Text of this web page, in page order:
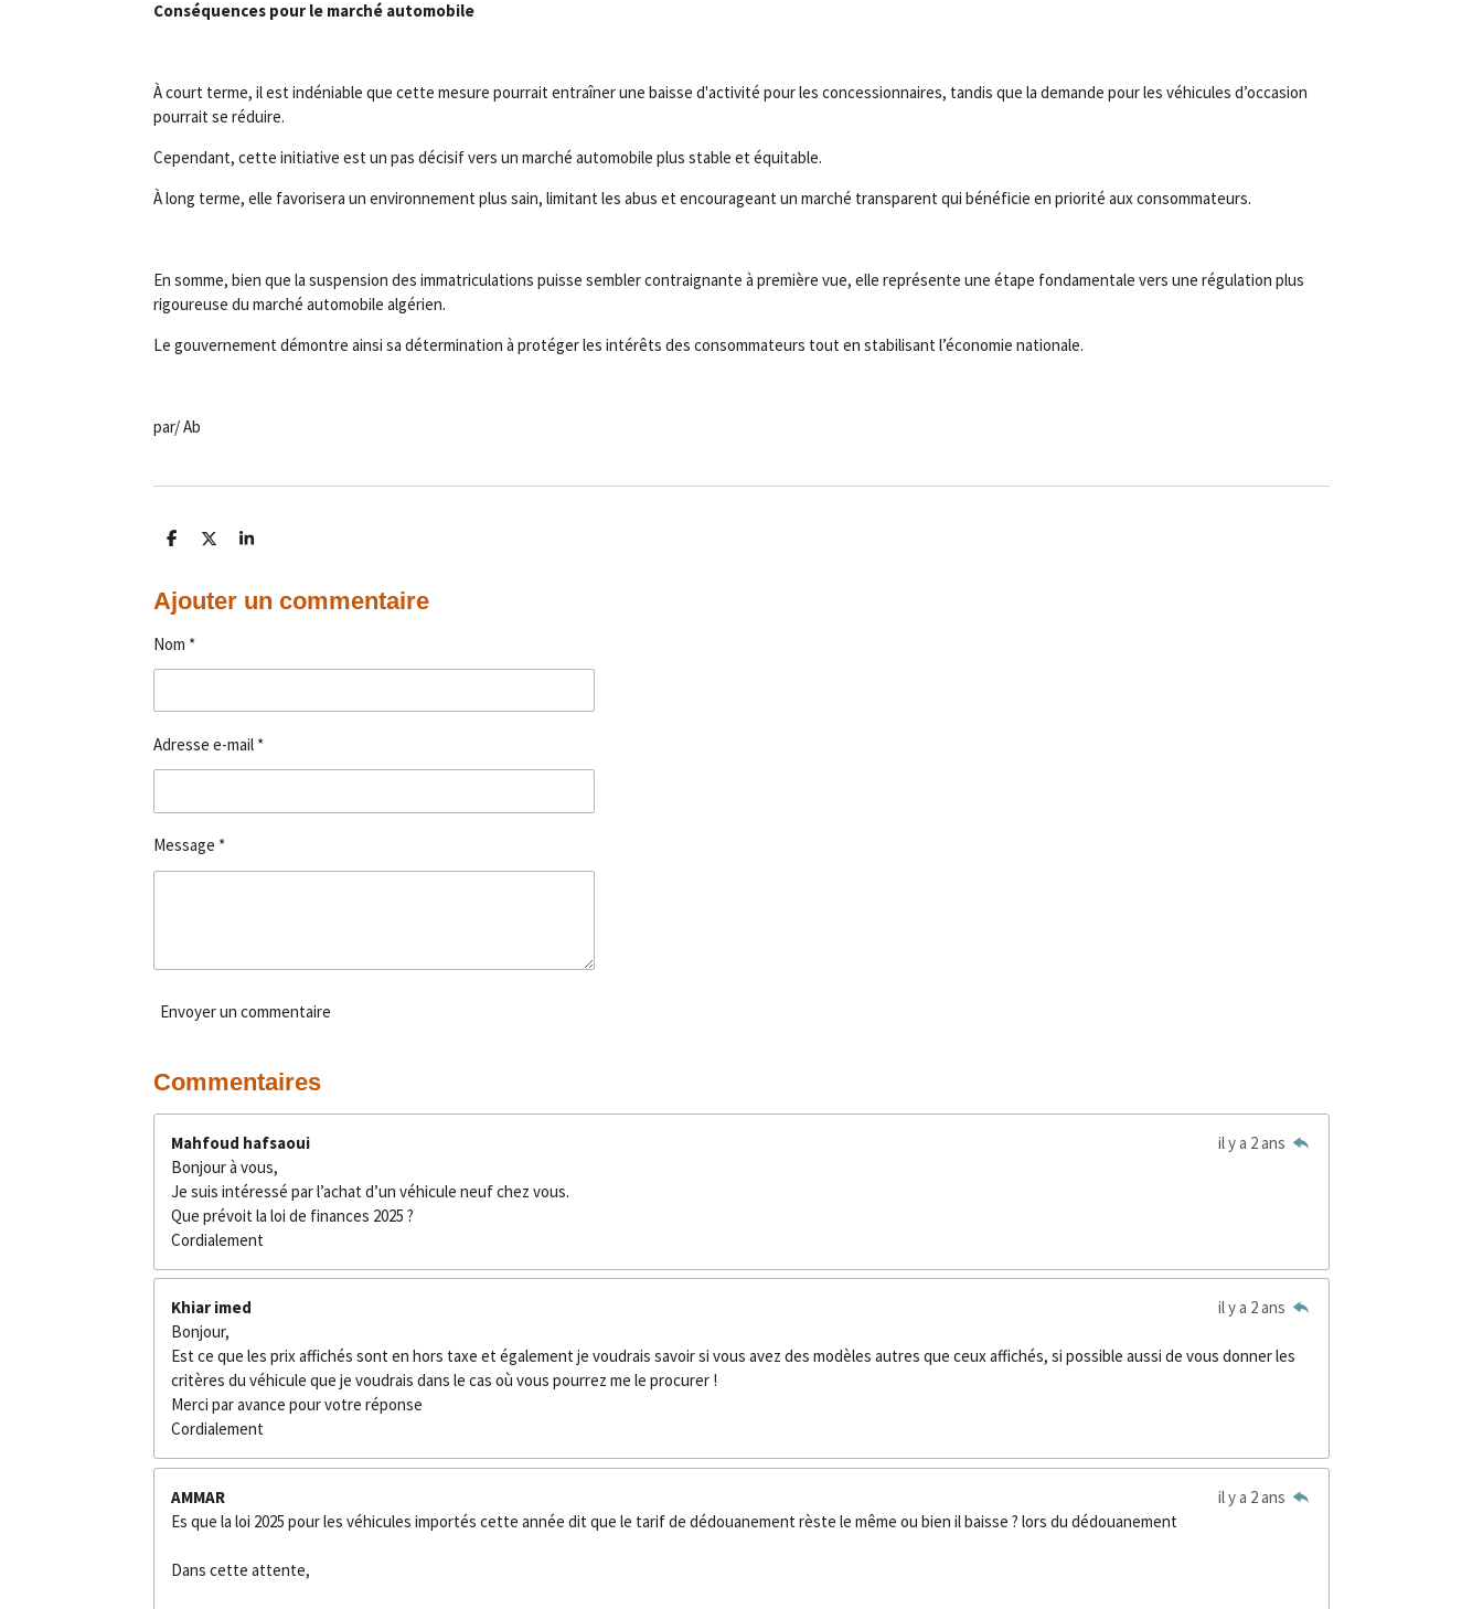
Conséquences pour le marché automobile
À court terme, il est indéniable que cette mesure pourrait entraîner une baisse d'activité pour les concessionnaires, tandis que la demande pour les véhicules d’occasion
pourrait se réduire.
Cependant, cette initiative est un pas décisif vers un marché automobile plus stable et équitable.
À long terme, elle favorisera un environnement plus sain, limitant les abus et encourageant un marché transparent qui bénéficie en priorité aux consommateurs.
En somme, bien que la suspension des immatriculations puisse sembler contraignante à première vue, elle représente une étape fondamentale vers une régulation plus
rigoureuse du marché automobile algérien.
Le gouvernement démontre ainsi sa détermination à protéger les intérêts des consommateurs tout en stabilisant l’économie nationale.
par/ Ab
P
t
a
e
P
t
a
P
t
a
Ajouter un commentaire
Nom *
Adresse e-mail *
Message *
Envoyer un commentaire
Commentaires
Mahfoud hafsaoui
il y a 2 ans
Bonjour à vous,
Je suis intéressé par l’achat d’un véhicule neuf chez vous.
Que prévoit la loi de finances 2025 ?
Cordialement
Khiar imed
il y a 2 ans
Bonjour,
Est ce que les prix affichés sont en hors taxe et également je voudrais savoir si vous avez des modèles autres que ceux affichés, si possible aussi de vous donner les
critères du véhicule que je voudrais dans le cas où vous pourrez me le procurer !
Merci par avance pour votre réponse
Cordialement
AMMAR
il y a 2 ans
Es que la loi 2025 pour les véhicules importés cette année dit que le tarif de dédouanement rèste le même ou bien il baisse ? lors du dédouanement
Dans cette attente,